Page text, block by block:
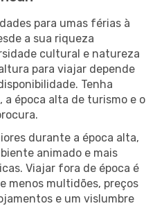
para umas férias à
a sua riqueza
cultural e natureza
para viajar depende
Tenha
a época alta de turismo e o
durante a época alta,
animado e mais
Viajar fora de época é
menos multidões, preços
e um vislumbre